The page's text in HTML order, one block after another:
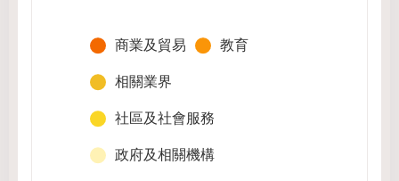
商業及貿易 教育
相關業界
社區及社會服務
政府及相關機構